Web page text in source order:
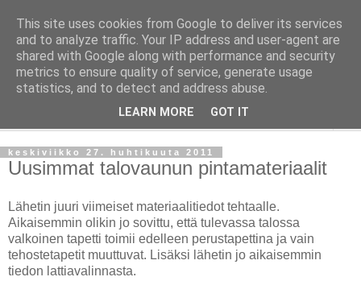
Taloja ja Toiveita
[ Sisustaa ] [ Remontoi ] [ Tuunaa ] [ Haaveilee ] [ Reissaa ]
keskiviikko 27. huhtikuuta 2011
Uusimmat talovaunun pintamateriaalit
Lähetin juuri viimeiset materiaalitiedot tehtaalle.
Aikaisemmin olikin jo sovittu, että tulevassa talossa
valkoinen tapetti toimii edelleen perustapettina ja vain
tehostetapetit muuttuvat. Lisäksi lähetin jo aikaisemmin
tiedon lattiavalinnasta.
This site uses cookies from Google to deliver its services
and to analyze traffic. Your IP address and user-agent are
shared with Google along with performance and security
metrics to ensure quality of service, generate usage
statistics, and to detect and address abuse.
LEARN MORE GOT IT